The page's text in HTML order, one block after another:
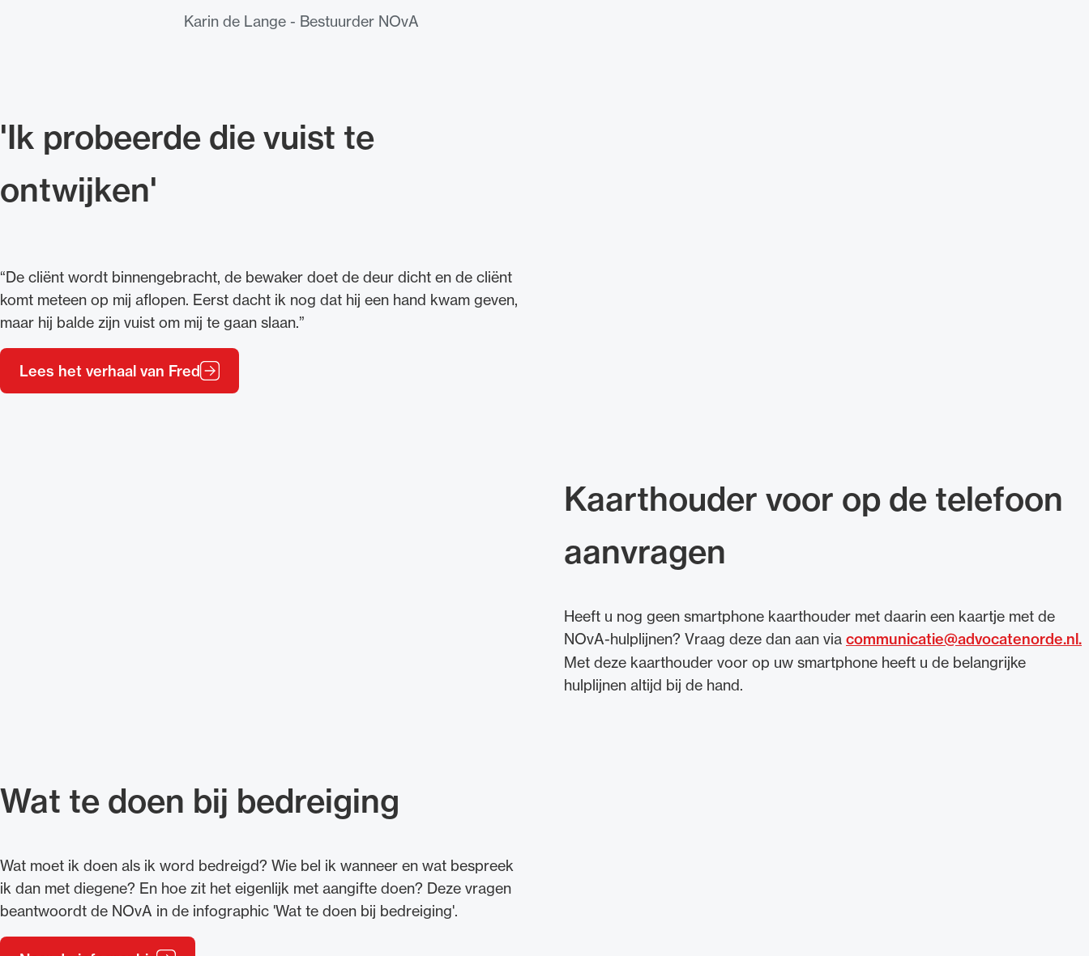
Karin de Lange - Bestuurder NOvA
'Ik probeerde die vuist te
ontwijken'
“De cliënt wordt binnengebracht, de bewaker doet de deur dicht en de cliënt
komt meteen op mij aflopen. Eerst dacht ik nog dat hij een hand kwam geven,
maar hij balde zijn vuist om mij te gaan slaan.”
Lees het verhaal van Fred
Kaarthouder voor op de telefoon
aanvragen
Heeft u nog geen smartphone kaarthouder met daarin een kaartje met de
NOvA-hulplijnen? Vraag deze dan aan via communicatie@advocatenorde.nl.
Met deze kaarthouder voor op uw smartphone heeft u de belangrijke
hulplijnen altijd bij de hand.
Wat te doen bij bedreiging
Wat moet ik doen als ik word bedreigd? Wie bel ik wanneer en wat bespreek
ik dan met diegene? En hoe zit het eigenlijk met aangifte doen? Deze vragen
beantwoordt de NOvA in de infographic 'Wat te doen bij bedreiging'.